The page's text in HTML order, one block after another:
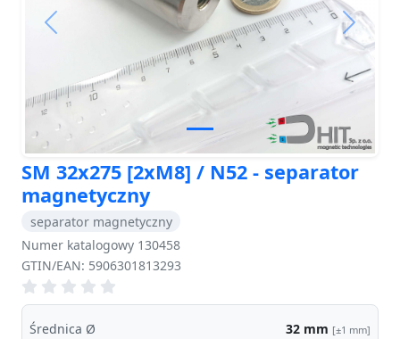
Previous Next
SM 32x275 [2xM8] / N52 - separator
magnetyczny
separator magnetyczny
Numer katalogowy 130458
GTIN/EAN: 5906301813293
Średnica Ø 32 mm [±1 mm]